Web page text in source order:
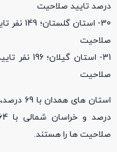
درصد تایید صلاحیت
صلاحیت
صلاحیت
صلاحیت ها را هستند.